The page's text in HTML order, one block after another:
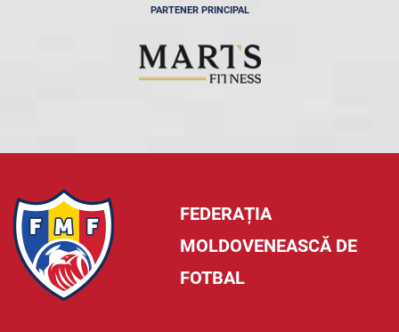
PARTENER PRINCIPAL
FEDERAȚIA
MOLDOVENEASCĂ DE
FOTBAL